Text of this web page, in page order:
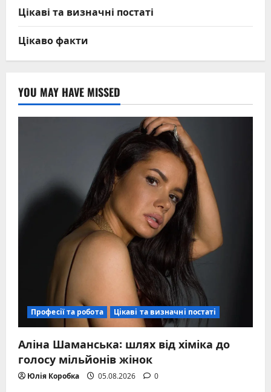
Цікаві та визначні постаті
Цікаво факти
YOU MAY HAVE MISSED
Професії та робота Цікаві та визначні постаті
Аліна Шаманська: шлях від хіміка до
голосу мільйонів жінок
Юлія Коробка 05.08.2026 0